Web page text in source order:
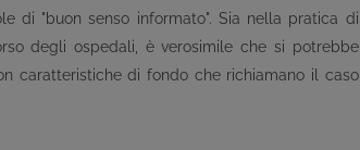
di "buon senso informato". Sia nella pratica di
degli ospedali, è verosimile che si potrebbe
caratteristiche di fondo che richiamano il caso